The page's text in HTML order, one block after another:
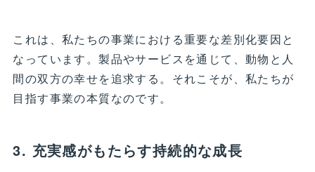
これは、私たちの事業における重要な差別化要因と
なっています。製品やサービスを通じて、動物と人
間の双方の幸せを追求する。それこそが、私たちが
目指す事業の本質なのです。
3. 充実感がもたらす持続的な成長